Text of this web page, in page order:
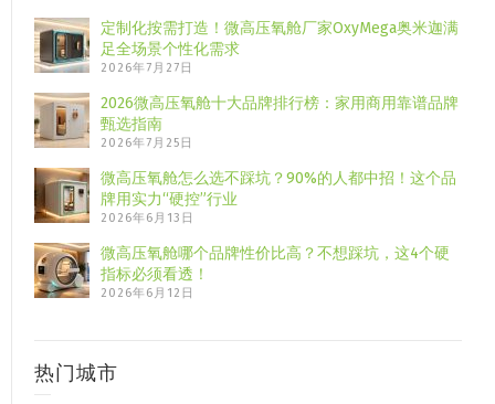
定制化按需打造！微高压氧舱厂家OxyMega奥米迦满
足全场景个性化需求
2026年7月27日
2026微高压氧舱十大品牌排行榜：家用商用靠谱品牌
甄选指南
2026年7月25日
微高压氧舱怎么选不踩坑？90%的人都中招！这个品
牌用实力“硬控”行业
2026年6月13日
微高压氧舱哪个品牌性价比高？不想踩坑，这4个硬
指标必须看透！
2026年6月12日
热门城市